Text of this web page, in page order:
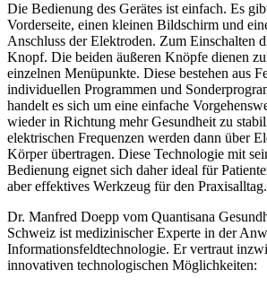
Die Bedienung des Gerätes ist einfach. Es
Vorderseite, einen kleinen Bildschirm und
Anschluss der Elektroden. Zum Einschalten
Knopf. Die beiden äußeren Knöpfe dienen
einzelnen Menüpunkte. Diese bestehen aus
individuellen Programmen und
handelt es sich um eine einfache
wieder in Richtung mehr Gesundheit zu
elektrischen Frequenzen werden dann über
Körper übertragen. Diese Technologie mit
Bedienung eignet sich daher ideal für
aber effektives Werkzeug für den Praxisalltag.
Dr. Manfred Doepp vom Quantisana
Schweiz ist medizinischer Experte in der
Informationsfeldtechnologie. Er vertraut
innovativen technologischen Möglichkeiten: